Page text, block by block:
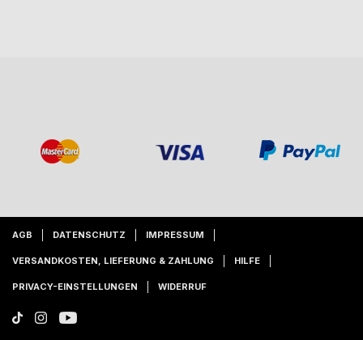
AGB DATENSCHUTZ IMPRESSUM
VERSANDKOSTEN, LIEFERUNG & ZAHLUNG HILFE
PRIVACY-EINSTELLUNGEN WIDERRUF